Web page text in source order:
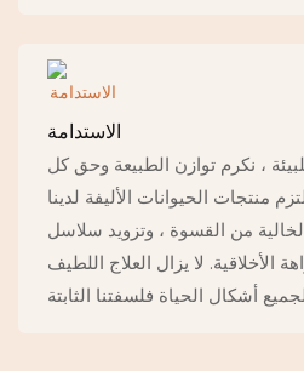
الاستدامة
، نكرم توازن الطبيعة وحق كل
منتجات الحيوانات الأليفة لدينا
من القسوة ، وتزويد سلاسل
الأخلاقية. لا يزال العلاج اللطيف
لجميع أشكال الحياة فلسفتنا الثابتة